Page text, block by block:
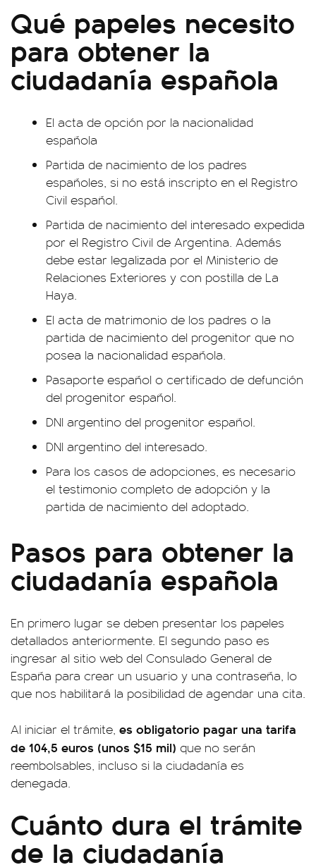
Qué papeles necesito
para obtener la
ciudadanía española
El acta de opción por la nacionalidad
española
Partida de nacimiento de los padres
españoles, si no está inscripto en el Registro
Civil español.
Partida de nacimiento del interesado expedida
por el Registro Civil de Argentina. Además
debe estar legalizada por el Ministerio de
Relaciones Exteriores y con postilla de La
Haya.
El acta de matrimonio de los padres o la
partida de nacimiento del progenitor que no
posea la nacionalidad española.
Pasaporte español o certificado de defunción
del progenitor español.
DNI argentino del progenitor español.
DNI argentino del interesado.
Para los casos de adopciones, es necesario
el testimonio completo de adopción y la
partida de nacimiento del adoptado.
Pasos para obtener la
ciudadanía española
En primero lugar se deben presentar los papeles
detallados anteriormente. El segundo paso es
ingresar al sitio web del Consulado General de
España para crear un usuario y una contraseña, lo
que nos habilitará la posibilidad de agendar una cita.
Al iniciar el trámite, es obligatorio pagar una tarifa
de 104,5 euros (unos $15 mil) que no serán
reembolsables, incluso si la ciudadanía es
denegada.
Cuánto dura el trámite
de la ciudadanía